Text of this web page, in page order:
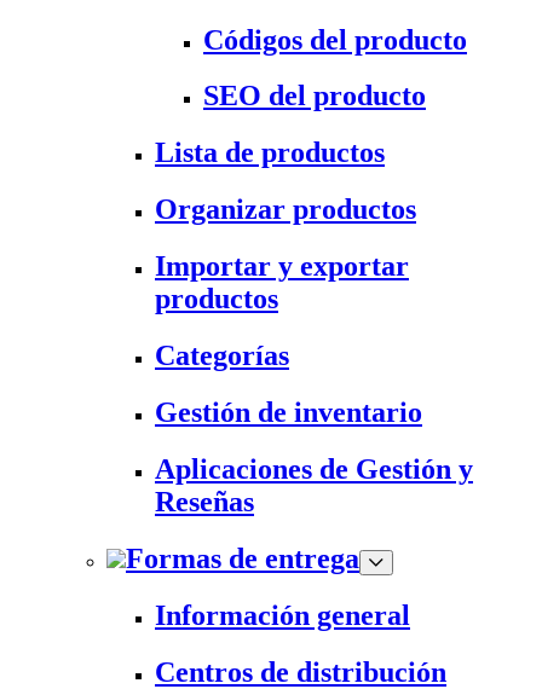
Códigos del producto
SEO del producto
Lista de productos
Organizar productos
Importar y exportar
productos
Categorías
Gestión de inventario
Aplicaciones de Gestión y
Reseñas
Formas de entrega
Información general
Centros de distribución